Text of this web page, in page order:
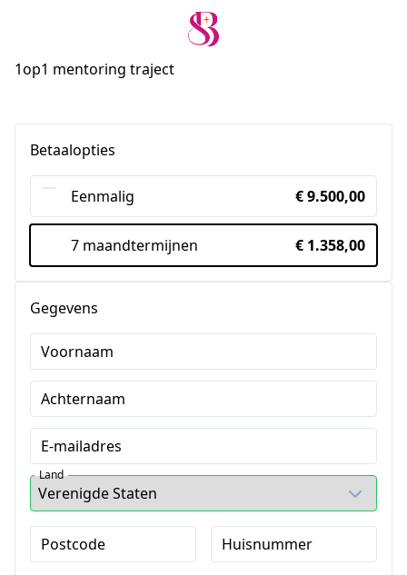
1op1 mentoring traject
Betaalopties
Eenmalig € 9.500,00
7 maandtermijnen € 1.358,00
Gegevens
Voornaam
Achternaam
E-mailadres
Land
Postcode Huisnummer